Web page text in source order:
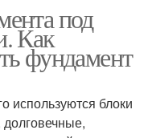
под
Как
фундамент
используются блоки